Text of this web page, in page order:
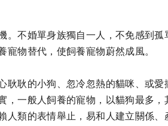
。不婚單身族獨自一人，不免感到孤
寵物替代，使飼養寵物蔚然成風。
耿耿的小狗、忽冷忽熱的貓咪、或愛
，一般人飼養的寵物，以貓狗最多，
人類的表情舉止，易和人建立關係、